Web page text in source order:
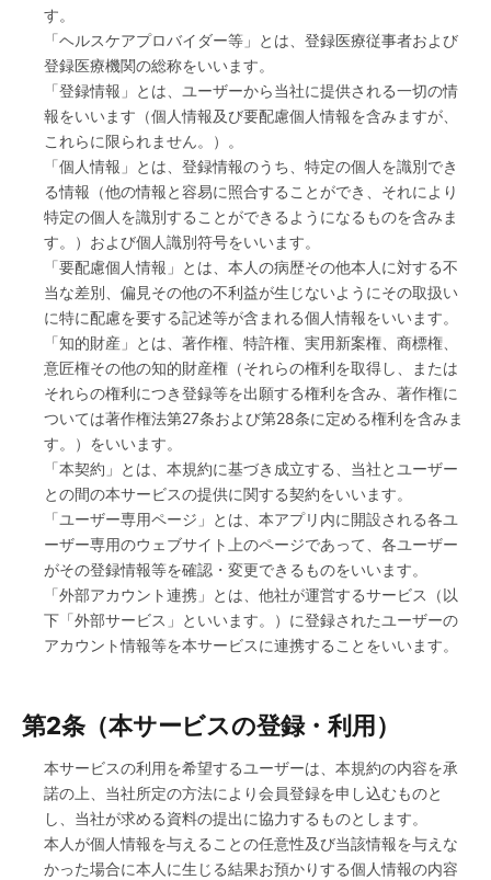
す。
「ヘルスケアプロバイダー等」とは、登録医療従事者および
登録医療機関の総称をいいます。
「登録情報」とは、ユーザーから当社に提供される一切の情
報をいいます（個人情報及び要配慮個人情報を含みますが、
これらに限られません。）。
「個人情報」とは、登録情報のうち、特定の個人を識別でき
る情報（他の情報と容易に照合することができ、それにより
特定の個人を識別することができるようになるものを含みま
す。）および個人識別符号をいいます。
「要配慮個人情報」とは、本人の病歴その他本人に対する不
当な差別、偏見その他の不利益が生じないようにその取扱い
に特に配慮を要する記述等が含まれる個人情報をいいます。
「知的財産」とは、著作権、特許権、実用新案権、商標権、
意匠権その他の知的財産権（それらの権利を取得し、または
それらの権利につき登録等を出願する権利を含み、著作権に
ついては著作権法第27条および第28条に定める権利を含みま
す。）をいいます。
「本契約」とは、本規約に基づき成立する、当社とユーザー
との間の本サービスの提供に関する契約をいいます。
「ユーザー専用ページ」とは、本アプリ内に開設される各ユ
ーザー専用のウェブサイト上のページであって、各ユーザー
がその登録情報等を確認・変更できるものをいいます。
「外部アカウント連携」とは、他社が運営するサービス（以
下「外部サービス」といいます。）に登録されたユーザーの
アカウント情報等を本サービスに連携することをいいます。
第2条（本サービスの登録・利用）
本サービスの利用を希望するユーザーは、本規約の内容を承
諾の上、当社所定の方法により会員登録を申し込むものと
し、当社が求める資料の提出に協力するものとします。
本人が個人情報を与えることの任意性及び当該情報を与えな
かった場合に本人に生じる結果お預かりする個人情報の内容